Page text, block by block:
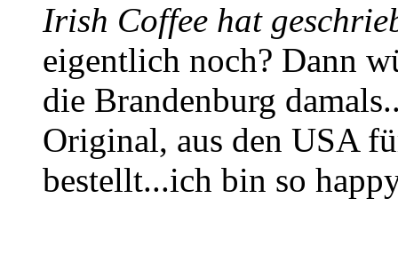
Irish Coffee hat
eigentlich noch? Dann
die Brandenburg
Original, aus den USA
bestellt...ich bin so